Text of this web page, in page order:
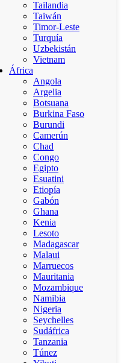
Tailandia
Taiwán
Timor-Leste
Turquía
Uzbekistán
Vietnam
África
Angola
Argelia
Botsuana
Burkina Faso
Burundi
Camerún
Chad
Congo
Egipto
Esuatini
Etiopía
Gabón
Ghana
Kenia
Lesoto
Madagascar
Malaui
Marruecos
Mauritania
Mozambique
Namibia
Nigeria
Seychelles
Sudáfrica
Tanzania
Túnez